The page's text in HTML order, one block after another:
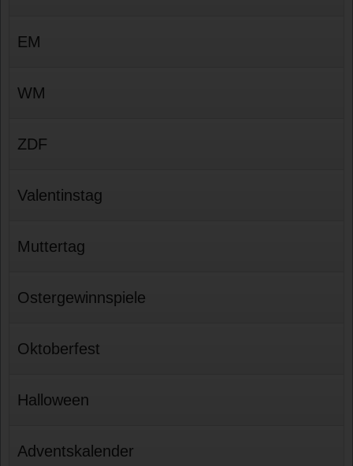
EM
WM
ZDF
Valentinstag
Muttertag
Ostergewinnspiele
Oktoberfest
Halloween
Adventskalender